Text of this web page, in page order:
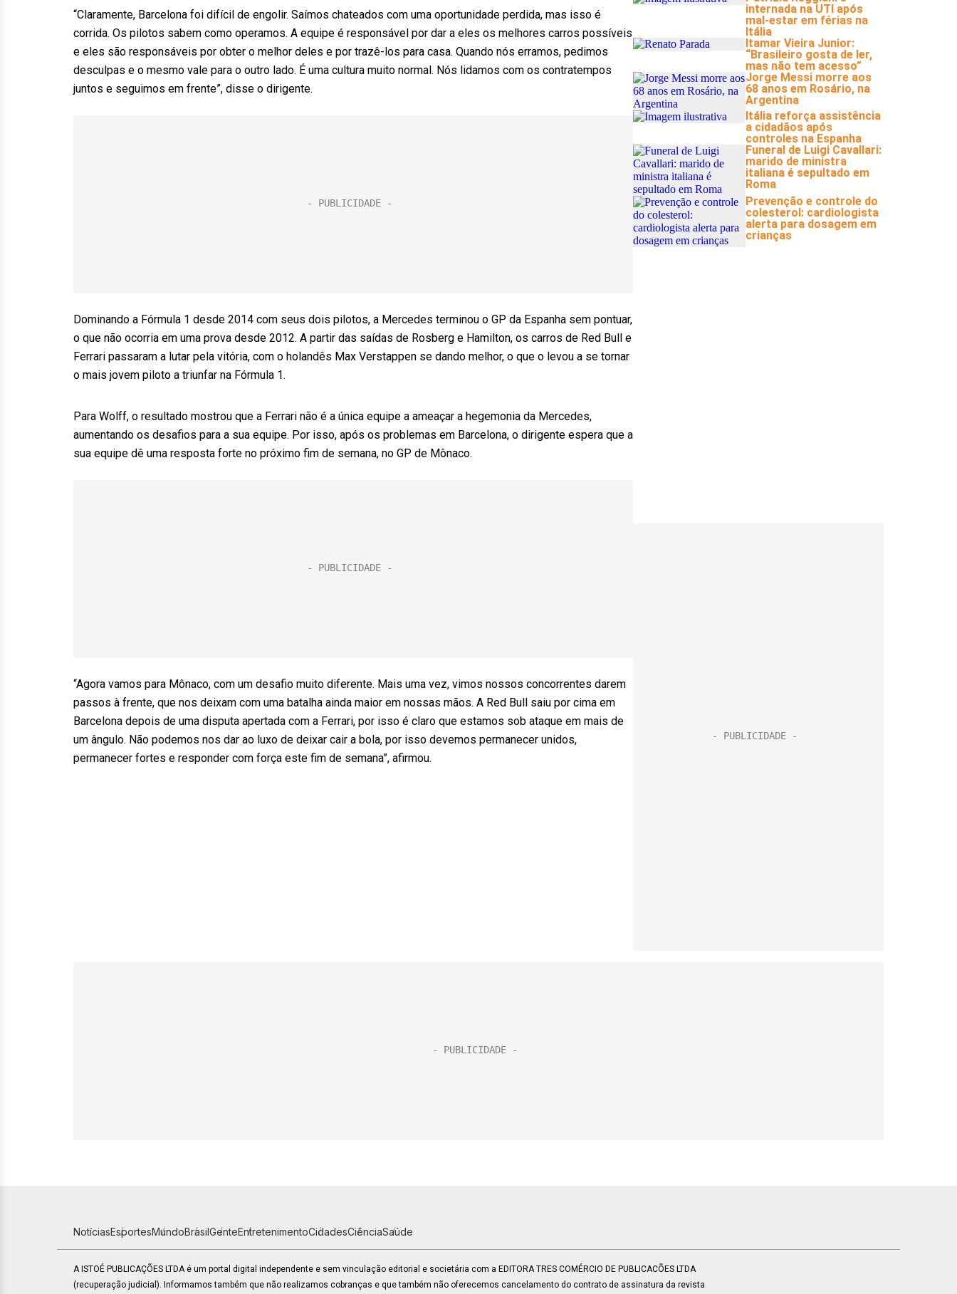
“Claramente, Barcelona foi difícil de engolir. Saímos chateados com uma oportunidade perdida, mas isso é
corrida. Os pilotos sabem como operamos. A equipe é responsável por dar a eles os melhores carros possíveis
e eles são responsáveis por obter o melhor deles e por trazê-los para casa. Quando nós erramos, pedimos
desculpas e o mesmo vale para o outro lado. É uma cultura muito normal. Nós lidamos com os contratempos
juntos e seguimos em frente”, disse o dirigente.
Dominando a Fórmula 1 desde 2014 com seus dois pilotos, a Mercedes terminou o GP da Espanha sem pontuar,
o que não ocorria em uma prova desde 2012. A partir das saídas de Rosberg e Hamilton, os carros de Red Bull e
Ferrari passaram a lutar pela vitória, com o holandês Max Verstappen se dando melhor, o que o levou a se tornar
o mais jovem piloto a triunfar na Fórmula 1.
Para Wolff, o resultado mostrou que a Ferrari não é a única equipe a ameaçar a hegemonia da Mercedes,
aumentando os desafios para a sua equipe. Por isso, após os problemas em Barcelona, o dirigente espera que a
sua equipe dê uma resposta forte no próximo fim de semana, no GP de Mônaco.
“Agora vamos para Mônaco, com um desafio muito diferente. Mais uma vez, vimos nossos concorrentes darem
passos à frente, que nos deixam com uma batalha ainda maior em nossas mãos. A Red Bull saiu por cima em
Barcelona depois de uma disputa apertada com a Ferrari, por isso é claro que estamos sob ataque em mais de
um ângulo. Não podemos nos dar ao luxo de deixar cair a bola, por isso devemos permanecer unidos,
permanecer fortes e responder com força este fim de semana”, afirmou.
NotíciasEsportesMundoBrasilGenteEntretenimentoCidadesCiênciaSaúde
A ISTOÉ PUBLICAÇÕES LTDA é um portal digital independente e sem vinculação editorial e societária com a EDITORA TRES COMÉRCIO DE PUBLICACÕES LTDA
(recuperação judicial). Informamos também que não realizamos cobranças e que também não oferecemos cancelamento do contrato de assinatura da revista